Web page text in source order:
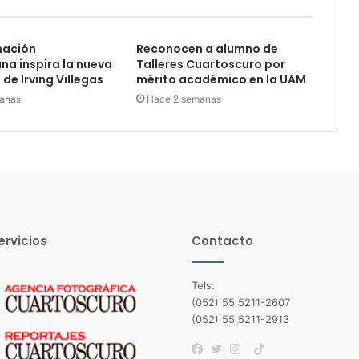
inspira la nueva
Irving Villegas
Reconocen a alumno de
Talleres Cuartoscuro por
mérito académico en la UAM
Hace 2 semanas
Contacto
Tels:
(052) 55 5211-2607
(052) 55 5211-2913
TikTok